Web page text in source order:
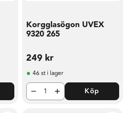
Korgglasögon UVEX
9320 265
249 kr
46 st i lager
Köp